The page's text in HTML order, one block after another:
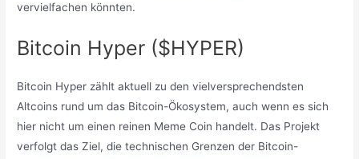
vervielfachen könnten.
Bitcoin Hyper ($HYPER)
Bitcoin Hyper zählt aktuell zu den vielversprechendsten
Altcoins rund um das Bitcoin-Ökosystem, auch wenn es sich
hier nicht um einen reinen Meme Coin handelt. Das Projekt
verfolgt das Ziel, die technischen Grenzen der Bitcoin-